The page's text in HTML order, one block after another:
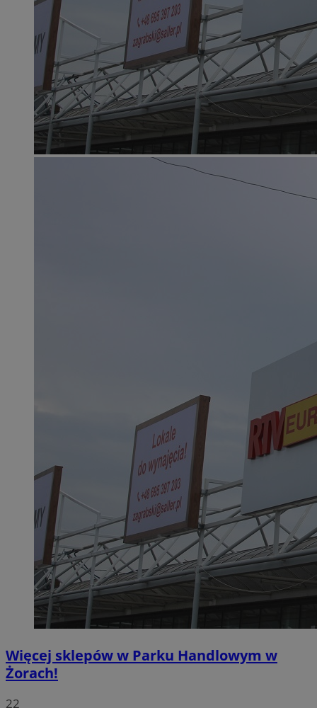
Więcej sklepów w Parku Handlowym w
Żorach!
22